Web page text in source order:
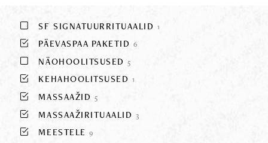
SF SIGNATUURRITUAALID 1
PÄEVASPAA PAKETID 6
NÄOHOOLITSUSED5
KEHAHOOLITSUSED 1
MASSAAŽID 5
MASSAAŽIRITUAALID 3
MEESTELE9